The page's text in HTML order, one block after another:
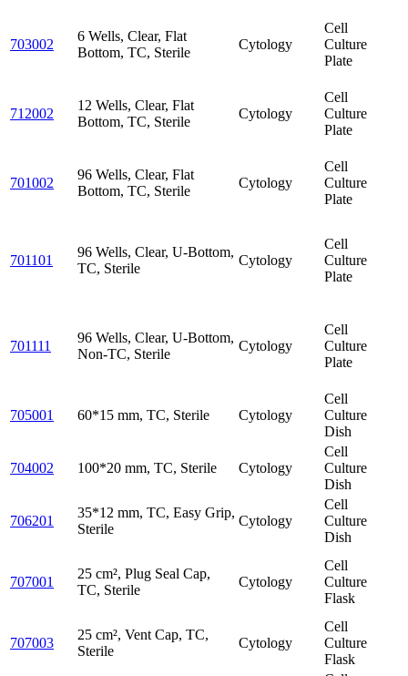
703002
6 Wells, Clear, Flat
Bottom, TC, Sterile
Cytology
Cell
Culture
Plate
712002
12 Wells, Clear, Flat
Bottom, TC, Sterile
Cytology
Cell
Culture
Plate
701002
96 Wells, Clear, Flat
Bottom, TC, Sterile
Cytology
Cell
Culture
Plate
701101
96 Wells, Clear, U-Bottom,
TC, Sterile
Cytology
Cell
Culture
Plate
701111
96 Wells, Clear, U-Bottom,
Non-TC, Sterile
Cytology
Cell
Culture
Plate
705001 60*15 mm, TC, Sterile Cytology
Cell
Culture
Dish
704002 100*20 mm, TC, Sterile Cytology
Cell
Culture
Dish
706201
35*12 mm, TC, Easy Grip,
Sterile
Cytology
Cell
Culture
Dish
707001
25 cm², Plug Seal Cap,
TC, Sterile
Cytology
Cell
Culture
Flask
707003
25 cm², Vent Cap, TC,
Sterile
Cytology
Cell
Culture
Flask